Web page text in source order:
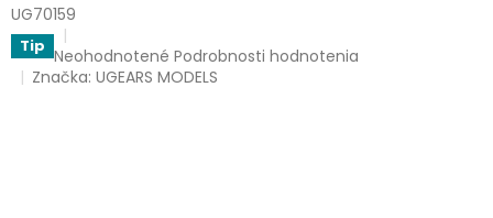
UG70159
Tip Priemerné
hodnotenie
Neohodnotené Podrobnosti hodnotenia
Značka:UGEARS MODELS